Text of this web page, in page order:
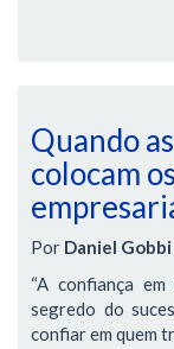
Quando
colocam
Por Daniel
“A confiança
segredo do
confiar em quem